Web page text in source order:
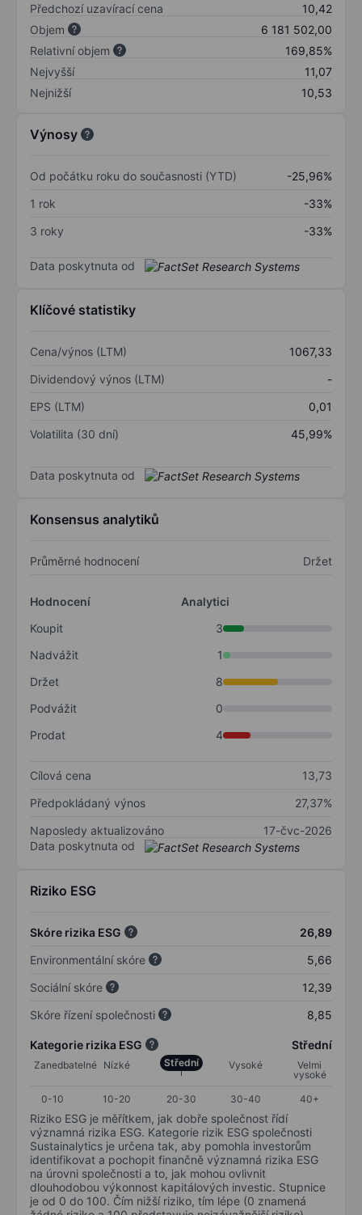
Předchozí uzavírací cena
10,42
Objem
6 181 502,00
Relativní objem
169,85%
Nejvyšší
11,07
Nejnižší
10,53
Výnosy
Od počátku roku do současnosti (YTD)
-25,96%
1 rok
-33%
3 roky
-33%
Data poskytnuta od
Klíčové statistiky
Cena/výnos (LTM)
1067,33
Dividendový výnos (LTM)
-
EPS (LTM)
0,01
Volatilita (30 dní)
45,99%
Data poskytnuta od
Konsensus analytiků
Průměrné hodnocení Držet
Hodnocení
Analytici
Koupit
3
Nadvážit
1
Držet
8
Podvážit
0
Prodat
4
Cílová cena
13,73
Předpokládaný výnos
27,37%
Naposledy aktualizováno
17-čvc-2026
Data poskytnuta od
Riziko ESG
Skóre rizika ESG
26,89
Environmentální skóre
5,66
Sociální skóre
12,39
Skóre řízení společnosti
8,85
Kategorie rizika ESG Střední
Zanedbatelné Nízké Střední Vysoké
Velmi
vysoké
0-10
10-20 20-30 30-40 40+
Riziko ESG je měřítkem, jak dobře společnost řídí
významná rizika ESG. Kategorie rizik ESG společnosti
Sustainalytics je určena tak, aby pomohla investorům
identifikovat a pochopit finančně významná rizika ESG
na úrovni společnosti a to, jak mohou ovlivnit
dlouhodobou výkonnost kapitálových investic. Stupnice
je od 0 do 100. Čím nižší riziko, tím lépe (0 znamená